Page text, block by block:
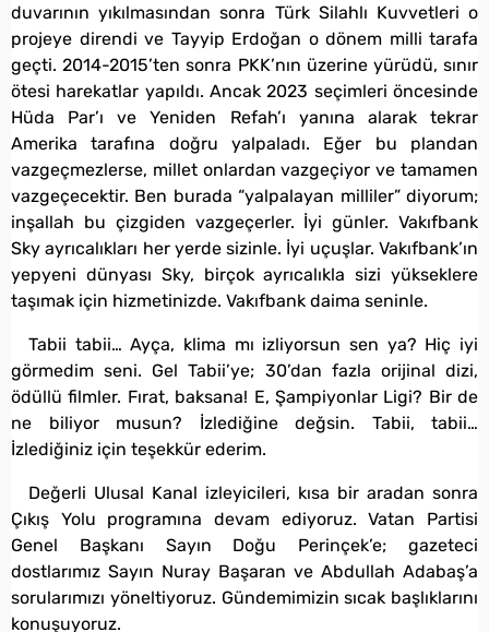
duvarının yıkılmasından sonra Türk Silahlı Kuvvetleri o
projeye direndi ve Tayyip Erdoğan o dönem milli tarafa
geçti. 2014-2015’ten sonra PKK’nın üzerine yürüdü, sınır
ötesi harekatlar yapıldı. Ancak 2023 seçimleri öncesinde
Hüda Par’ı ve Yeniden Refah’ı yanına alarak tekrar
Amerika tarafına doğru yalpaladı. Eğer bu plandan
vazgeçmezlerse, millet onlardan vazgeçiyor ve tamamen
vazgeçecektir. Ben burada “yalpalayan milliler” diyorum;
inşallah bu çizgiden vazgeçerler. İyi günler. Vakıfbank
Sky ayrıcalıkları her yerde sizinle. İyi uçuşlar. Vakıfbank’ın
yepyeni dünyası Sky, birçok ayrıcalıkla sizi yükseklere
taşımak için hizmetinizde. Vakıfbank daima seninle.
Tabii tabii… Ayça, klima mı izliyorsun sen ya? Hiç iyi
görmedim seni. Gel Tabii’ye; 30’dan fazla orijinal dizi,
ödüllü filmler. Fırat, baksana! E, Şampiyonlar Ligi? Bir de
ne biliyor musun? İzlediğine değsin. Tabii, tabii…
İzlediğiniz için teşekkür ederim.
Değerli Ulusal Kanal izleyicileri, kısa bir aradan sonra
Çıkış Yolu programına devam ediyoruz. Vatan Partisi
Genel Başkanı Sayın Doğu Perinçek’e; gazeteci
dostlarımız Sayın Nuray Başaran ve Abdullah Adabaş’a
sorularımızı yöneltiyoruz. Gündemimizin sıcak başlıklarını
konuşuyoruz.